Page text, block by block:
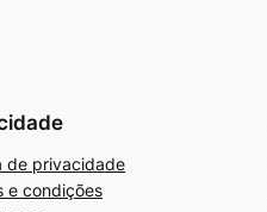
de privacidade
e condições